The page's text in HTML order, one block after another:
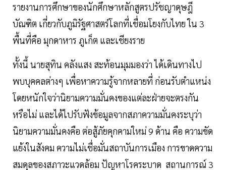
รายงานการศึกษาของนักศึกษาหลักสูตรปรัชญาดุษฎี
บัณฑิต เกี่ยวกับภูมิรัฐศาสตร์โลกที่เชื่อมโยงกับไทย ใน 3
พื้นที่คือ มุกดาหาร ภูเก็ต และเชียงราย
ทั้งนี้ นายสุทิน คลังแสง สะท้อนมุมมองว่า ได้เดินทางไป
พบบุคคลต่างๆ เพื่อหาความรู้จากหลายที่ ก่อนรับตำแหน่ง
โดยหนักใจว่านิยามความมั่นคงของแต่ละฝ่ายจะตรงกัน
หรือไม่ และได้ไปรับฟังข้อมูลจากสภาความมั่นคงระบุว่า
นิยามความมั่นคงคือ ต่อสู้ภัยคุกคามใหม่ 9 ด้าน คือ ความขัด
แย้งในสังคม ความไม่เชื่อมั่นสถาบันการเมือง การขาดความ
สมดุลของสภาวะแวดล้อม ปัญหาโรคระบาด สถานการณ์ 3